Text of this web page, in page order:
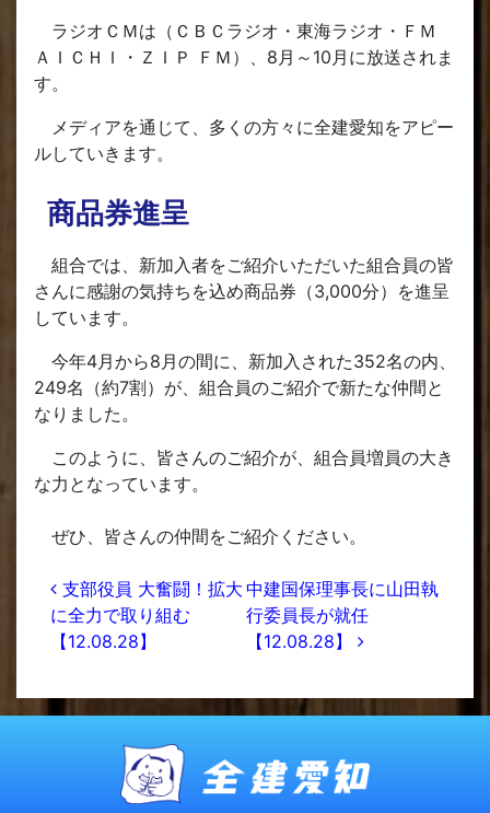
ラジオＣＭは（ＣＢＣラジオ・東海ラジオ・ＦＭ
ＡＩＣＨＩ・ＺＩＰ ＦＭ）、8月～10月に放送されま
す。
メディアを通じて、多くの方々に全建愛知をアピー
ルしていきます。
商品券進呈
組合では、新加入者をご紹介いただいた組合員の皆
さんに感謝の気持ちを込め商品券（3,000分）を進呈
しています。
今年4月から8月の間に、新加入された352名の内、
249名（約7割）が、組合員のご紹介で新たな仲間と
なりました。
このように、皆さんのご紹介が、組合員増員の大き
な力となっています。
ぜひ、皆さんの仲間をご紹介ください。
投稿ナビゲーション
支部役員 大奮闘！拡大
に全力で取り組む
【12.08.28】
中建国保理事長に山田執
行委員長が就任
【12.08.28】